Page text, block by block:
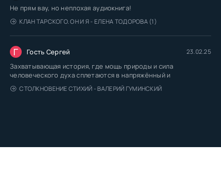
Не прям вау, но неплохая аудиокнига!
КЛАН ТАРСКОГО. ОН И Я - ЕЛЕНА ТОДОРОВА (1)
Г Гость Сергей 23.02.25
Захватывающая история, где мощь природы и сила
человеческого духа сплетаются в напряжённый и
СТОЛКНОВЕНИЕ СТИХИЙ - ВАЛЕРИЙ ГУМИНСКИЙ